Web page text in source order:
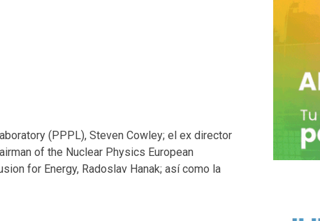
(PPPL), Steven Cowley; el ex director
of the Nuclear Physics European
for Energy, Radoslav Hanak; así como la